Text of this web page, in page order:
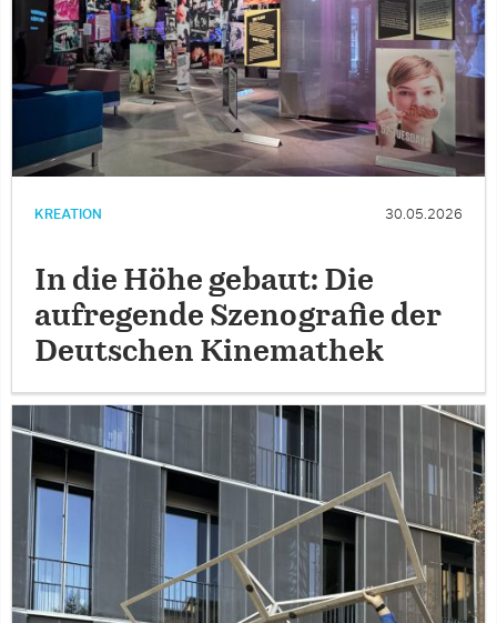
KREATION 30.05.2026
In die Höhe gebaut: Die
aufregende Szenografie der
Deutschen Kinemathek